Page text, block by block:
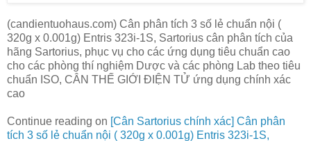
(candientuohaus.com) Cân phân tích 3 số lẻ chuẩn nội (
320g x 0.001g) Entris 323i-1S, Sartorius cân phân tích của
hãng Sartorius, phục vụ cho các ứng dụng tiêu chuẩn cao
cho các phòng thí nghiệm Dược và các phòng Lab theo tiêu
chuẩn ISO, CÂN THẾ GIỚI ĐIỆN TỬ ứng dụng chính xác
cao
Continue reading on [Cân Sartorius chính xác] Cân phân
tích 3 số lẻ chuẩn nội ( 320g x 0.001g) Entris 323i-1S,